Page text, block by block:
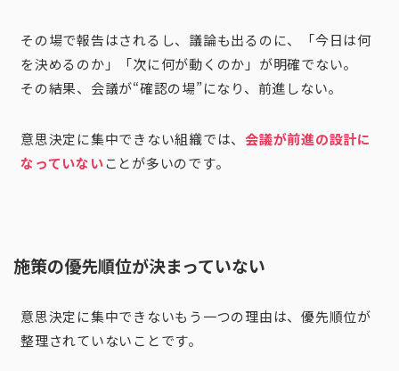
その場で報告はされるし、議論も出るのに、「今日は何
を決めるのか」「次に何が動くのか」が明確でない。
その結果、会議が“確認の場”になり、前進しない。
意思決定に集中できない組織では、 会議が前進の設計に
なっていないことが多いのです。
施策の優先順位が決まっていない
意思決定に集中できないもう一つの理由は、優先順位が
整理されていないことです。